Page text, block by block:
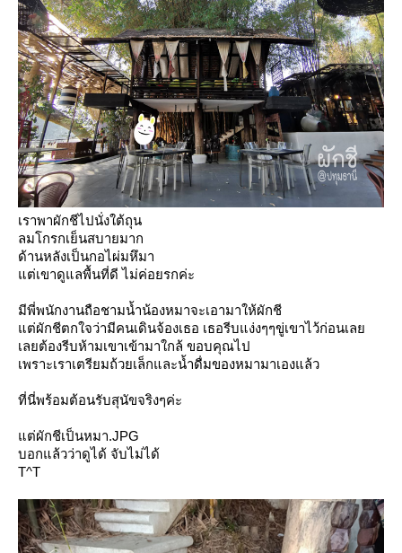
เราพาผักชีไปนั่งใต้ถุน
ลมโกรกเย็นสบายมาก
ด้านหลังเป็นกอไผ่มหึมา
ต่เขาดูแลพื้นที่ดี ไม่ค่อยรกค่ะ
มีพี่พนักงานถือชามน้ำน้องหมาจะเอามาให้ผักชี
ต่ผักชีตกใจว่ามีคนเดินจ้องเธอ เธอรีบแง่งๆๆขู่เขาไว้ก่อนเล
เลยต้องรีบห้ามเขาเข้ามาใกล้ ขอบคุณไป
เพราะเราเตรียมถ้วยเล็กและน้ำดื่มของหมามาเองแล้ว
ที่นี่พร้อมต้อนรับสุนัขจริงๆค่ะ
ต่ผักชีเป็นหมา.JPG
บอกแล้วว่าดูได้ จับไม่ได้
T^T